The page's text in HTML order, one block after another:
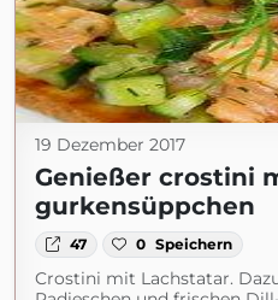
19 Dezember 2017
Genießer crostini
gurkensüppchen
47 0 Speichern
Crostini mit Lachstatar.